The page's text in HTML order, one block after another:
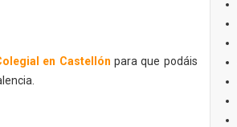
en Castellón para que podáis